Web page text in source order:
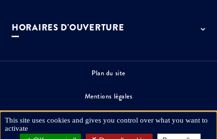
01 64 13 55 55
HORAIRES D'OUVERTURE
de 9h à 12h et de 14h à 17h30
Plan du site
Mentions légales
Espace presse
This site uses cookies and gives you control over what you want to
activate